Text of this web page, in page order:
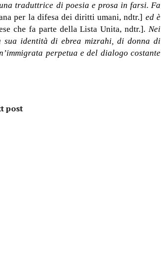
traduttrice di poesia e prosa in farsi. Fa
per la difesa dei diritti umani, ndtr.] ed è
che fa parte della Lista Unita, ndtr.]. Nei
identità di ebrea mizrahi, di donna di
perpetua e del dialogo costante
post